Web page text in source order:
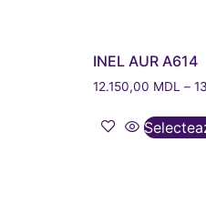
INEL AUR A614
12.150,00 MDL –